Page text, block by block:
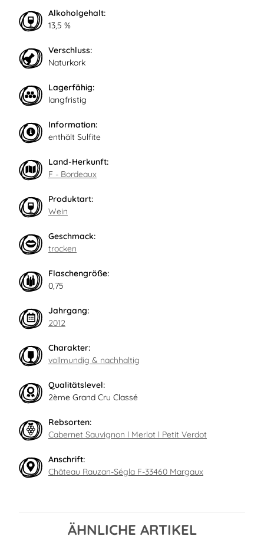
Alkoholgehalt:
13,5 %
Verschluss:
Naturkork
Lagerfähig:
langfristig
Information:
enthält Sulfite
Land-Herkunft:
F - Bordeaux
Produktart:
Wein
Geschmack:
trocken
Flaschengröße:
0,75
Jahrgang:
2012
Charakter:
vollmundig & nachhaltig
Qualitätslevel:
2ème Grand Cru Classé
Rebsorten:
Cabernet Sauvignon l Merlot l Petit Verdot
Anschrift:
Château Rauzan-Ségla F-33460 Margaux
ÄHNLICHE ARTIKEL